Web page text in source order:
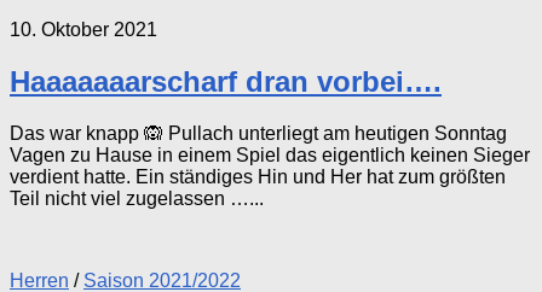
10. Oktober 2021
Haaaaaaarscharf dran vorbei….
Das war knapp 🙉 Pullach unterliegt am heutigen Sonntag
Vagen zu Hause in einem Spiel das eigentlich keinen Sieger
verdient hatte. Ein ständiges Hin und Her hat zum größten
Teil nicht viel zugelassen …...
Herren / Saison 2021/2022